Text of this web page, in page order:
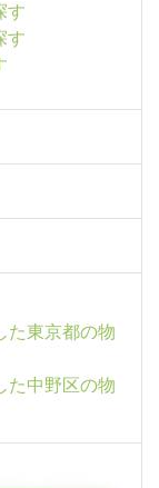
す
す
た東京都の物
た中野区の物